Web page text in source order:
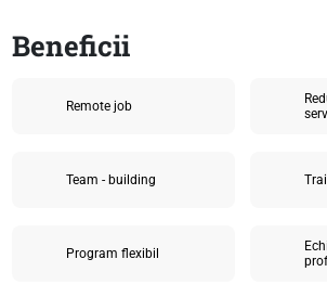
Beneficii
Remote job
Team - building
Program flexibil